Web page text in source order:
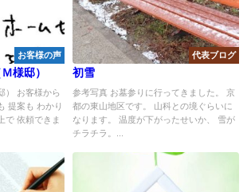
お客様の声
様邸）
） お客様から
提案も わかり
で 依頼できま
代表ブログ
初雪
参考写真 お墓参りに行ってきました。 京
都の東山地区です。 山科との境ぐらいに
なります。 温度が下がったせいか、 雪が
チラチラ。...